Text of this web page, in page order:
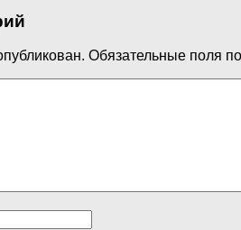
Обязательные поля